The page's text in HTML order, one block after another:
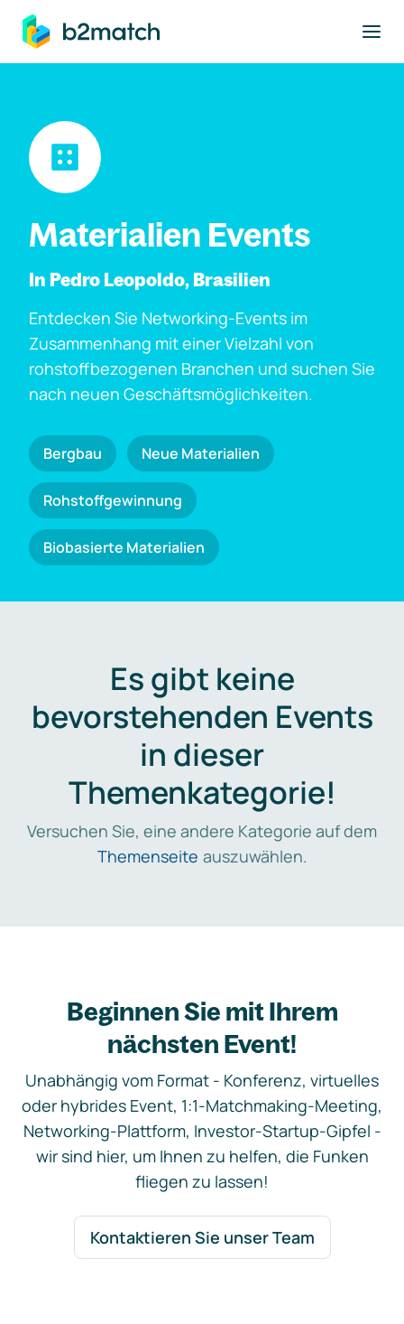
springen
Materialien Events
In Pedro Leopoldo, Brasilien
Entdecken Sie Networking-Events im
Zusammenhang mit einer Vielzahl von
rohstoffbezogenen Branchen und suchen Sie
nach neuen Geschäftsmöglichkeiten.
Bergbau Neue Materialien
Rohstoffgewinnung
Biobasierte Materialien
Es gibt keine
bevorstehenden Events
in dieser
Themenkategorie!
Versuchen Sie, eine andere Kategorie auf dem
Themenseite auszuwählen.
Beginnen Sie mit Ihrem
nächsten Event!
Unabhängig vom Format - Konferenz, virtuelles
oder hybrides Event, 1:1-Matchmaking-Meeting,
Networking-Plattform, Investor-Startup-Gipfel -
wir sind hier, um Ihnen zu helfen, die Funken
fliegen zu lassen!
Kontaktieren Sie unser Team